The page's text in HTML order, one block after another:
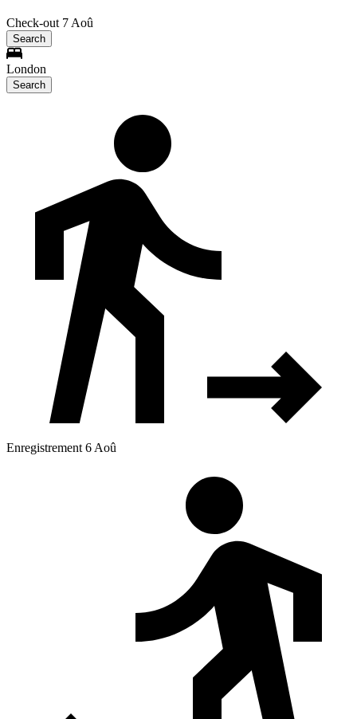
Check-out 7 Aoû
Search
London
Search
Enregistrement 6 Aoû